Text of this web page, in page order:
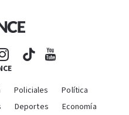
Policiales
Política
Deportes
Economía